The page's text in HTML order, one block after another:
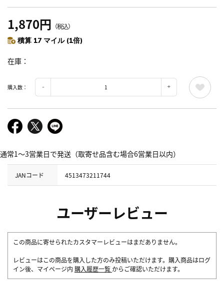
1,870円 （税込）
積算 17 マイル (1倍)
在庫
購入数：
通常1～3営業日で発送（取寄せ品含む場合6営業日以内）
JANコード 4513473211744
ユーザーレビュー
この商品に寄せられたカスタマーレビューはまだありません。
レビューはこの商品を購入した方のみ投稿いただけます。購入商品はログ
イン後、マイページ内 購入履歴一覧 からご確認いただけます。